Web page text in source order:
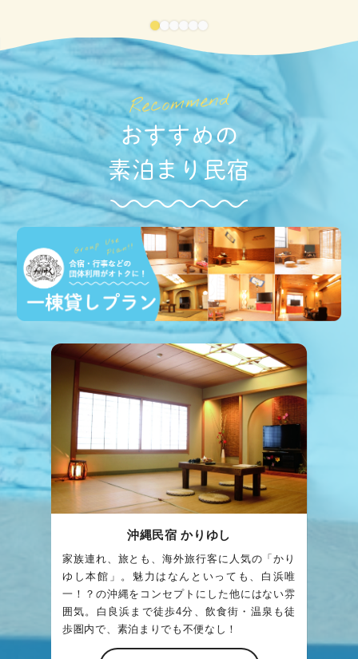
おすすめの
素泊まり民宿
沖縄民宿 かりゆし
家族連れ、旅とも、海外旅行客に人気の「かり
ゆし本館」。魅力はなんといっても、白浜唯
一！？の沖縄をコンセプトにした他にはない雰
囲気。白良浜まで徒歩4分、飲食街・温泉も徒
歩圏内で、素泊まりでも不便なし！